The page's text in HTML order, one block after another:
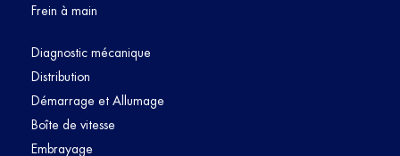
Frein à main
Diagnostic mécanique
Distribution
Démarrage et Allumage
Boîte de vitesse
Embrayage